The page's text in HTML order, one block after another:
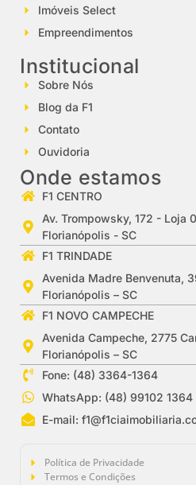
Imóveis Select
Empreendimentos
Institucional
Sobre Nós
Blog da F1
Contato
Ouvidoria
Onde estamos
F1 CENTRO
Av. Trompowsky, 172 - Loja
Florianópolis - SC
F1 TRINDADE
Avenida Madre Benvenuta,
Florianópolis – SC
F1 NOVO CAMPECHE
Avenida Campeche, 2775
Florianópolis – SC
Fone: (48) 3364-1364
WhatsApp: (48) 99102 1364
E-mail:
Política de Privacidade
Termos e Condições